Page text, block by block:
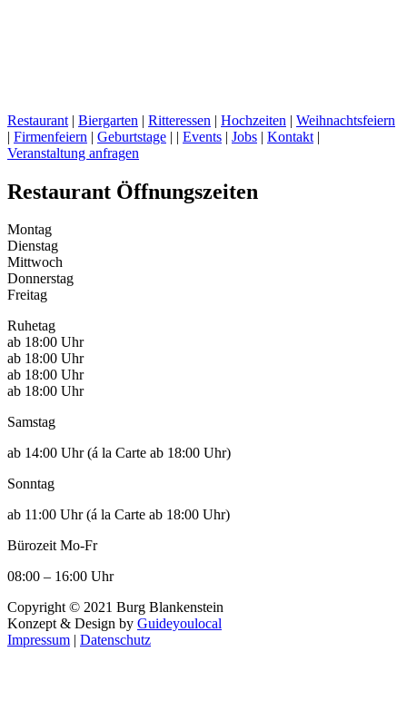
Restaurant | Biergarten | Ritteressen | Hochzeiten | Weihnachtsfeiern
| Firmenfeiern | Geburtstage | | Events | Jobs | Kontakt |
Veranstaltung anfragen
Restaurant Öffnungszeiten
Montag
Dienstag
Mittwoch
Donnerstag
Freitag
Ruhetag
ab 18:00 Uhr
ab 18:00 Uhr
ab 18:00 Uhr
ab 18:00 Uhr
Samstag
ab 14:00 Uhr (á la Carte ab 18:00 Uhr)
Sonntag
ab 11:00 Uhr (á la Carte ab 18:00 Uhr)
Bürozeit Mo-Fr
08:00 – 16:00 Uhr
Copyright © 2021 Burg Blankenstein
Konzept & Design by Guideyoulocal
Impressum | Datenschutz